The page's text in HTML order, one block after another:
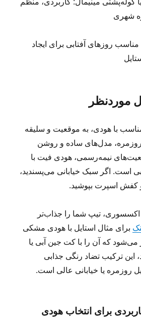
کوله‌پشتی مینیمال: کاربردی، منظم
شهری
روزهای آفتابی برای ایجاد
موردنظر
با هودی، به موقعیت و سلیقه‌
روزمره، مدل‌های ساده و روشن
نیمه‌رسمی، هودی فیت با
است. اگر سبک خیابانی می‌پسندید،
کفش اسپرت بپوشید.
تیپ شما را جذاب‌تر
برای مثال استایل با هودی مشکی
می‌شود که آن را با کت جین آبی یا
ترکیب تضاد رنگی جذابی
روزمره یا خیابانی عالی است.
برای انتخاب هودی